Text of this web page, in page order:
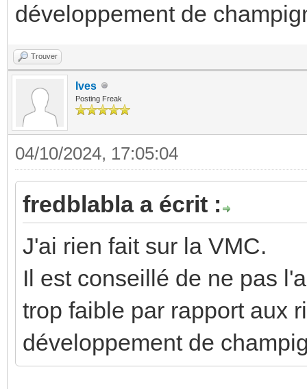
développement de
Trouver
Ives
Posting Freak
04/10/2024, 17:05:04
fredblabla a écrit :
J'ai rien fait sur la VMC.
Il est conseillé de ne pas
trop faible par rapport aux
développement de